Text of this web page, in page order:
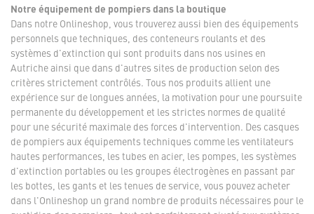
Notre équipement de pompiers dans la boutique
Dans notre Onlineshop, vous trouverez aussi bien des équipements
personnels que techniques, des conteneurs roulants et des
systèmes d'extinction qui sont produits dans nos usines en
Autriche ainsi que dans d'autres sites de production selon des
critères strictement contrôlés. Tous nos produits allient une
expérience sur de longues années, la motivation pour une poursuite
permanente du développement et les strictes normes de qualité
pour une sécurité maximale des forces d'intervention. Des casques
de pompiers aux équipements techniques comme les ventilateurs
hautes performances, les tubes en acier, les pompes, les systèmes
d'extinction portables ou les groupes électrogènes en passant par
les bottes, les gants et les tenues de service, vous pouvez acheter
dans l'Onlineshop un grand nombre de produits nécessaires pour le